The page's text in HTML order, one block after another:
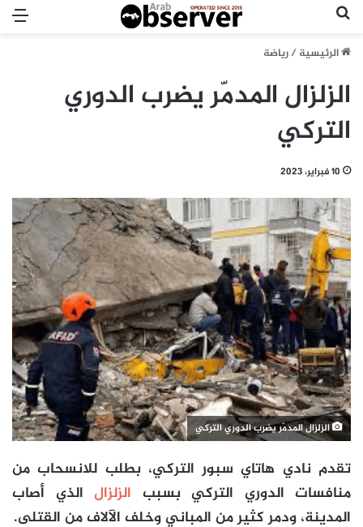
الرئيسية/رياضة
الزلزال المدمّر يضرب الدوري
التركي
10 فبراير، 2023
الزلزال المدمّر يضرب الدوري التركي
تقدم نادي هاتاي سبور التركي، بطلب للانسحاب من
منافسات الدوري التركي بسبب الزلزال الذي أصاب
المدينة، ودمر كثير من المباني وخلف الآلاف من القتلى.